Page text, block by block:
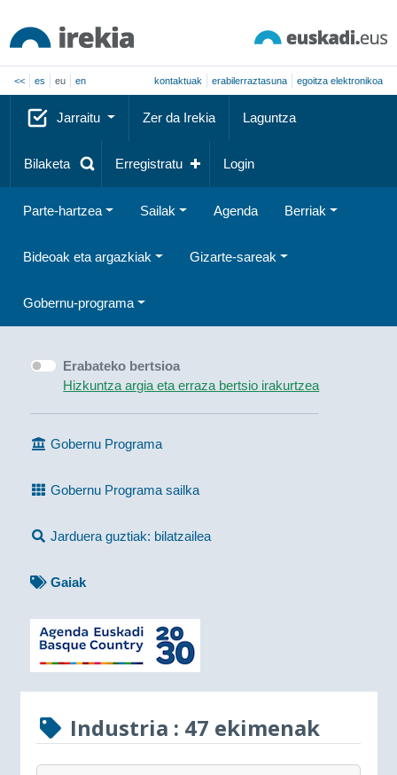
<< es eu en kontaktuak erabilerraztasuna egoitza elektronikoa
Jarraitu Zer da Irekia Laguntza
Bilaketa Erregistratu Login
Parte-hartzea Sailak Agenda Berriak
Bideoak eta argazkiak Gizarte-sareak
Gobernu-programa
Erabateko bertsioa
Hizkuntza argia eta erraza bertsio irakurtzea
Gobernu Programa
Gobernu Programa sailka
Jarduera guztiak: bilatzailea
Gaiak
Industria : 47 ekimenak